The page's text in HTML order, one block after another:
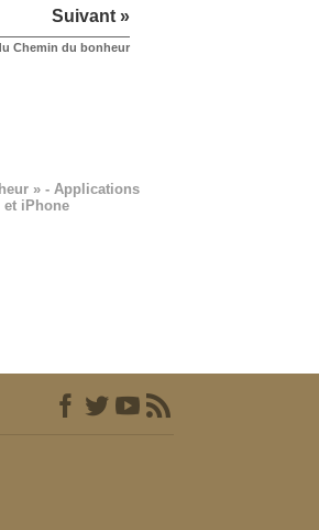
Suivant »
Chemin du bonheur
» - Applications
et iPhone